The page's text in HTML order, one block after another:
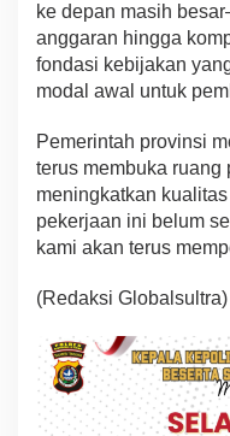
ke depan masih
anggaran hingga
fondasi kebijakan
modal awal untuk
Pemerintah provinsi
terus membuka
meningkatkan
pekerjaan ini belum
kami akan terus
(Redaksi Globalsultra)